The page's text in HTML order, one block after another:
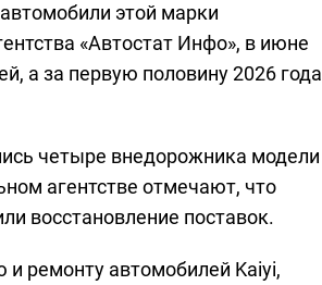
этой марки
«Автостат Инфо», в июне
а за первую половину 2026 года
четыре внедорожника модели
агентстве отмечают, что
восстановление поставок.
ремонту автомобилей Kaiyi,